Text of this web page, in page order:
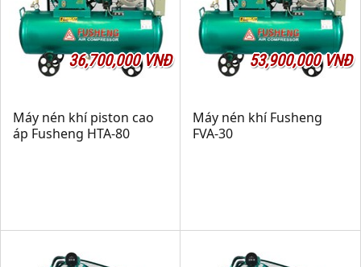
36,700,000 VNĐ
Máy nén khí piston cao
áp Fusheng HTA-80
53,900,000 VNĐ
Máy nén khí Fusheng
FVA-30